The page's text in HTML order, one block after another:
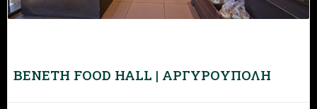
BENETH FOOD HALL | ΑΡΓΥΡΟΥΠΟΛΗ